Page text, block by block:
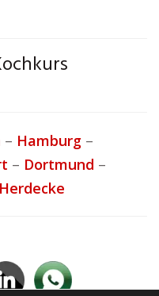
– Hamburg –
– Dortmund –
Herdecke